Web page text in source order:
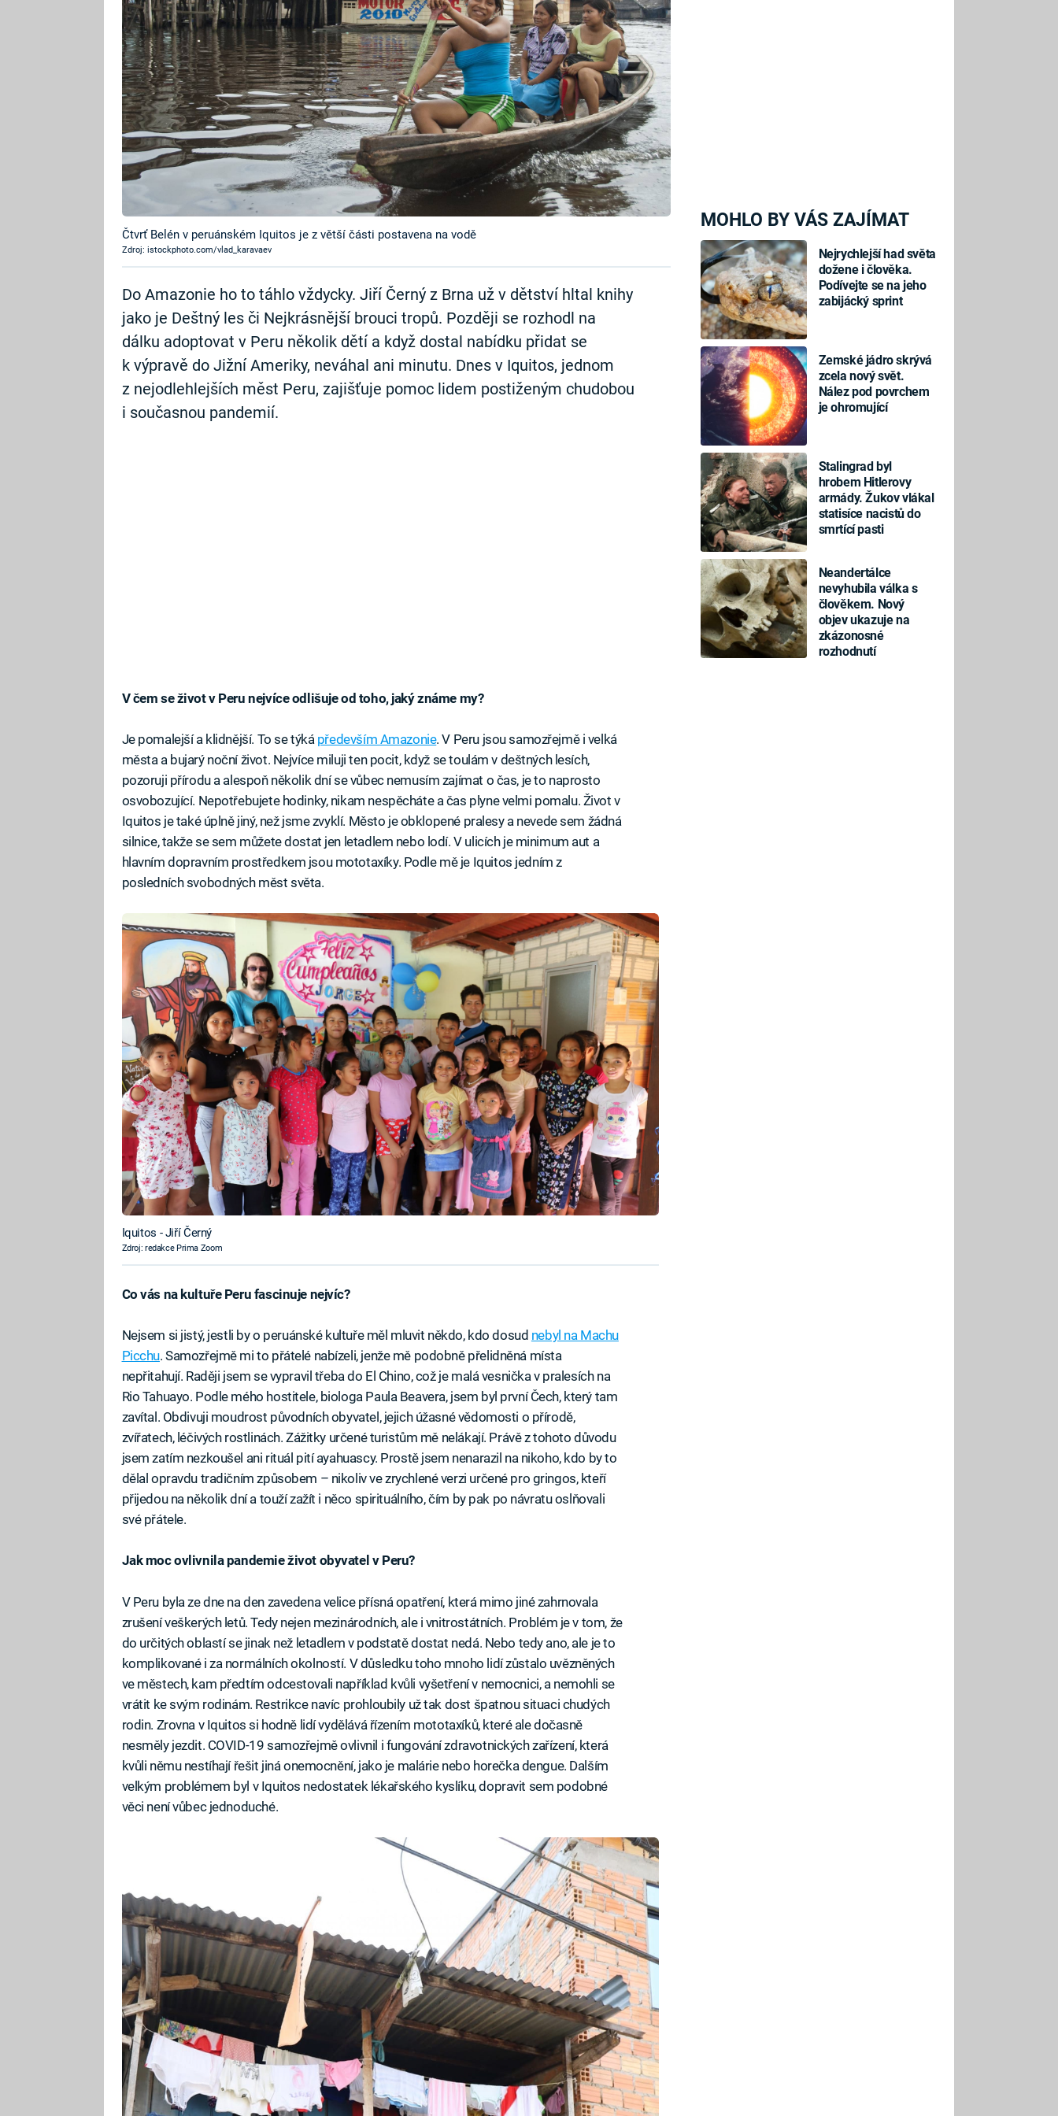
MOHLO BY VÁS ZAJÍMAT
Nejrychlejší had světa
dožene i člověka.
Podívejte se na jeho
zabijácký sprint
Zemské jádro skrývá
zcela nový svět.
Nález pod povrchem
je ohromující
Stalingrad byl
hrobem Hitlerovy
armády. Žukov vlákal
statisíce nacistů do
smrtící pasti
Neandertálce
nevyhubila válka s
člověkem. Nový
objev ukazuje na
zkázonosné
rozhodnutí
Čtvrť Belén v peruánském Iquitos je z větší části postavena na vodě
Zdroj: istockphoto.com/vlad_karavaev
Do Amazonie ho to táhlo vždycky. Jiří Černý z Brna už v dětství hltal knihy
jako je Deštný les či Nejkrásnější brouci tropů. Později se rozhodl na
dálku adoptovat v Peru několik dětí a když dostal nabídku přidat se
k výpravě do Jižní Ameriky, neváhal ani minutu. Dnes v Iquitos, jednom
z nejodlehlejších měst Peru, zajišťuje pomoc lidem postiženým chudobou
i současnou pandemií.
V čem se život v Peru nejvíce odlišuje od toho, jaký známe my?
Je pomalejší a klidnější. To se týká především Amazonie. V Peru jsou samozřejmě i velká
města a bujarý noční život. Nejvíce miluji ten pocit, když se toulám v deštných lesích,
pozoruji přírodu a alespoň několik dní se vůbec nemusím zajímat o čas, je to naprosto
osvobozující. Nepotřebujete hodinky, nikam nespěcháte a čas plyne velmi pomalu. Život v
Iquitos je také úplně jiný, než jsme zvyklí. Město je obklopené pralesy a nevede sem žádná
silnice, takže se sem můžete dostat jen letadlem nebo lodí. V ulicích je minimum aut a
hlavním dopravním prostředkem jsou mototaxíky. Podle mě je Iquitos jedním z
posledních svobodných měst světa.
Iquitos - Jiří Černý
Zdroj: redakce Prima Zoom
Co vás na kultuře Peru fascinuje nejvíc?
Nejsem si jistý, jestli by o peruánské kultuře měl mluvit někdo, kdo dosud nebyl na Machu
Picchu. Samozřejmě mi to přátelé nabízeli, jenže mě podobně přelidněná místa
nepřitahují. Raději jsem se vypravil třeba do El Chino, což je malá vesnička v pralesích na
Rio Tahuayo. Podle mého hostitele, biologa Paula Beavera, jsem byl první Čech, který tam
zavítal. Obdivuji moudrost původních obyvatel, jejich úžasné vědomosti o přírodě,
zvířatech, léčivých rostlinách. Zážitky určené turistům mě nelákají. Právě z tohoto důvodu
jsem zatím nezkoušel ani rituál pití ayahuascy. Prostě jsem nenarazil na nikoho, kdo by to
dělal opravdu tradičním způsobem – nikoliv ve zrychlené verzi určené pro gringos, kteří
přijedou na několik dní a touží zažít i něco spirituálního, čím by pak po návratu oslňovali
své přátele.
Jak moc ovlivnila pandemie život obyvatel v Peru?
V Peru byla ze dne na den zavedena velice přísná opatření, která mimo jiné zahrnovala
zrušení veškerých letů. Tedy nejen mezinárodních, ale i vnitrostátních. Problém je v tom, že
do určitých oblastí se jinak než letadlem v podstatě dostat nedá. Nebo tedy ano, ale je to
komplikované i za normálních okolností. V důsledku toho mnoho lidí zůstalo uvězněných
ve městech, kam předtím odcestovali například kvůli vyšetření v nemocnici, a nemohli se
vrátit ke svým rodinám. Restrikce navíc prohloubily už tak dost špatnou situaci chudých
rodin. Zrovna v Iquitos si hodně lidí vydělává řízením mototaxíků, které ale dočasně
nesměly jezdit. COVID-19 samozřejmě ovlivnil i fungování zdravotnických zařízení, která
kvůli němu nestíhají řešit jiná onemocnění, jako je malárie nebo horečka dengue. Dalším
velkým problémem byl v Iquitos nedostatek lékařského kyslíku, dopravit sem podobné
věci není vůbec jednoduché.